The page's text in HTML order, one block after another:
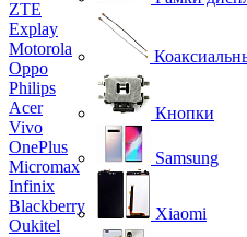
ZTE
Explay
Motorola
Oppo
Philips
Acer
Vivo
OnePlus
Micromax
Infinix
Blackberry
Oukitel
Кнопки
Samsung
Xiaomi